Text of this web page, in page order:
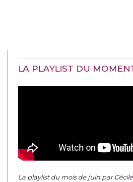
LA PLAYLIST DU
La playlist du mois de juin par